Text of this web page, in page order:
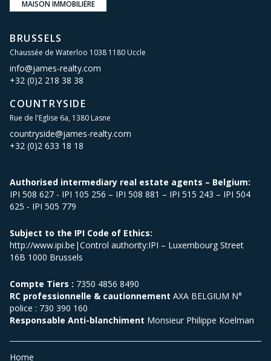
MAISON IMMOBILIÈRE
BRUSSELS
Chaussée de Waterloo 1038 1180 Uccle
info@james-realty.com
+32 (0)2 218 38 38
COUNTRYSIDE
Rue de l'Eglise 6a, 1380 Lasne
countryside@james-realty.com
+32 (0)2 633 18 18
Authorised intermediary real estate agents – Belgium:
IPI 508 627 - IPI 105 256 – IPI 508 881 – IPI 515 243 – IPI 504
625 - IPI 505 779
Subject to the IPI Code of Ethics:
http://www.ipi.be|Control authority:IPI – Luxembourg Street
16B 1000 Brussels
Compte Tiers : 7350 4856 8490
RC professionnelle & cautionnement AXA BELGIUM N°
police : 730 390 160
Responsable Anti-blanchiment Monsieur Philippe Koelman
Home